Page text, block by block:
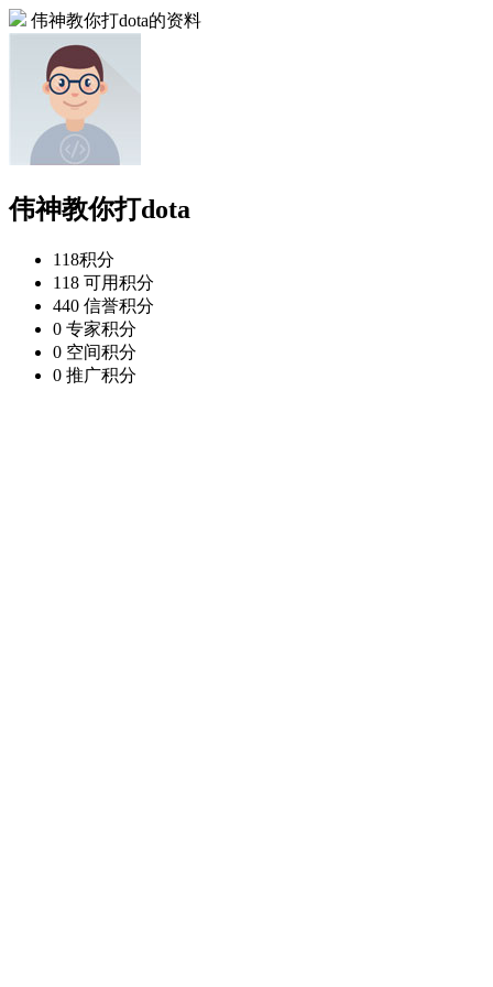
伟神教你打dota的资料
伟神教你打dota
118积分
118 可用积分
440 信誉积分
0 专家积分
0 空间积分
0 推广积分